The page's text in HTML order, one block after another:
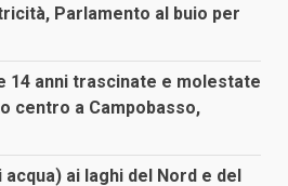
Parlamento al buio per
14 anni trascinate e molestate
centro a Campobasso,
acqua) ai laghi del Nord e del